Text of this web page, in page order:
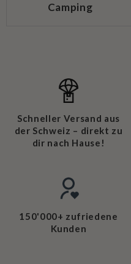
Camping
Schneller Versand aus
der Schweiz – direkt zu
dir nach Hause!
150'000+ zufriedene
Kunden